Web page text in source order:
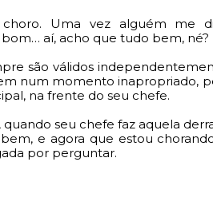
Uma vez alguém me
aí, acho que tudo bem, né?
são válidos
num momento inapropriado,
na frente do seu chefe.
quando seu chefe faz aquela
e agora que estou
por perguntar.